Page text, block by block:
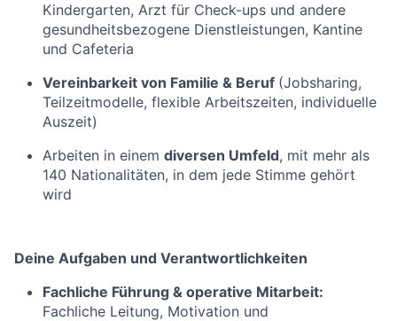
Kindergarten, Arzt für Check-ups und andere
gesundheitsbezogene Dienstleistungen, Kantine
und Cafeteria
Vereinbarkeit von Familie & Beruf (Jobsharing,
Teilzeitmodelle, flexible Arbeitszeiten, individuelle
Auszeit)
Arbeiten in einem diversen Umfeld, mit mehr als
140 Nationalitäten, in dem jede Stimme gehört
wird
Deine Aufgaben und Verantwortlichkeiten
Fachliche Führung & operative Mitarbeit:
Fachliche Leitung, Motivation und